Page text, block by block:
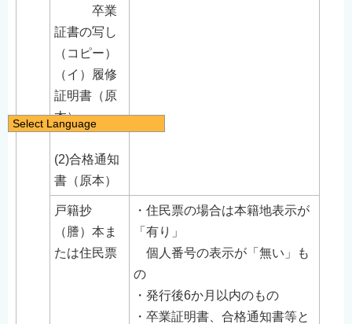
卒業
証書の写し
（コピー）
（イ）履修
証明書（原
本）
(2)合格通知
書（原本）
戸籍抄
（謄）本ま
たは住民票
・住民票の場合は本籍地表示が
「有り」
個人番号の表示が「無い」も
の
・発行後6か月以内のもの
・卒業証明書、合格通知書等と
Select Language
简体中文
繁體中文